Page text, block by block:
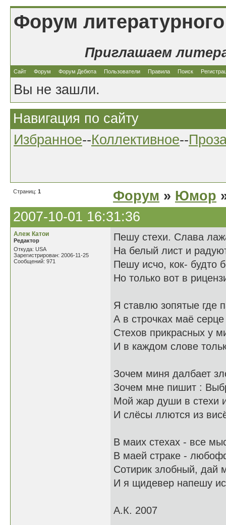
Форум
Приглашаем
Сайт Форум Форум Дебюта Пользователи Правила Поиск
Вы не зашли.
Навигация по сайту
Избранное--Коллективное--
Страниц: 1 Форум » Юмор
2007-10-01 16:31:36
Алеж Катои
Редактор
Откуда: USA
Зарегистрирован: 2006-11-25
Сообщений: 971
Пешу стехи. Слава
На белый лист и
Пешу исчо, кок- будто
Но только вот в
Я ставлю зопятые где
А в строчках маё
Стехов прикрасных у
И в каждом слове
Зочем миня далбает
Зочем мне пишит :
Мой жар души в стехи
И слёсы ллются из
В маих стехах - все
В маей страке -
Сотирик злобный, дай
И я щидевер напешу
А.К. 2007